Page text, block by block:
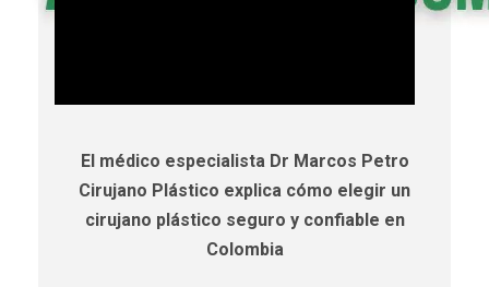
El médico especialista Dr Marcos Petro
Cirujano Plástico explica cómo elegir un
cirujano plástico seguro y confiable en
Colombia